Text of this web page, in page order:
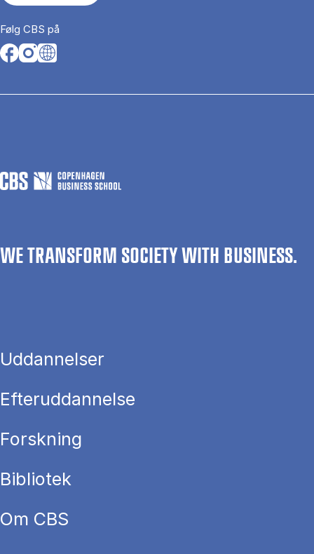
Følg CBS på
Opens in a new tab
Opens in a new tab
Opens in a new tab
WE TRANSFORM SOCIETY WITH BUSINESS.
Uddannelser
Efteruddannelse
Forskning
Bibliotek
Om CBS